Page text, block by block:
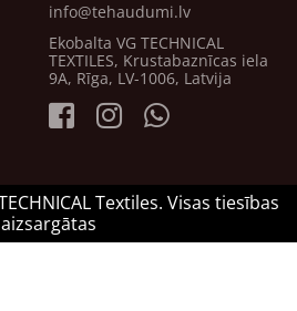
info@tehaudumi.lv
Ekobalta VG TECHNICAL
TEXTILES, Krustabaznīcas iela
9A, Rīga, LV-1006, Latvija
Textiles. Visas tiesības
aizsargātas